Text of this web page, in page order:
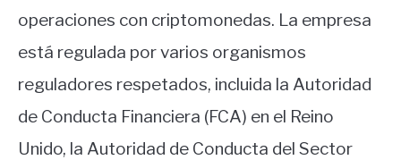
operaciones con criptomonedas. La empresa
está regulada por varios organismos
reguladores respetados, incluida la Autoridad
de Conducta Financiera (FCA) en el Reino
Unido, la Autoridad de Conducta del Sector